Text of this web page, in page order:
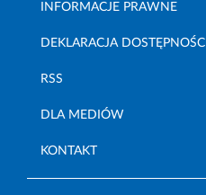
INFORMACJE PRAWNE
DEKLARACJA DOSTĘPNOŚCI
RSS
DLA MEDIÓW
KONTAKT